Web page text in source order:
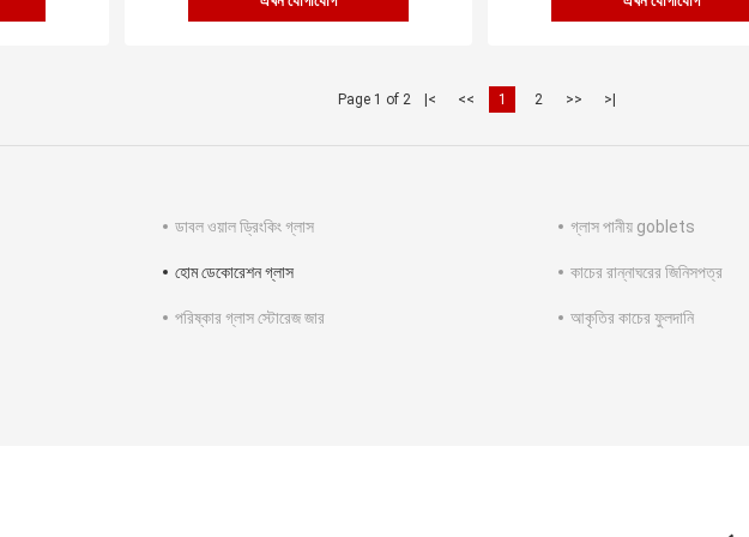
Page 1 of 2 |< << 1 2 >> >|
ডাবল ওয়াল ড্রিংকিং গ্লাস গ্লাস পানীয় goblets
হোম ডেকোরেশন গ্লাস কাচের রান্নাঘরের জিনিসপত্র
পরিষ্কার গ্লাস স্টোরেজ জার আকৃতির কাচের ফুলদানি